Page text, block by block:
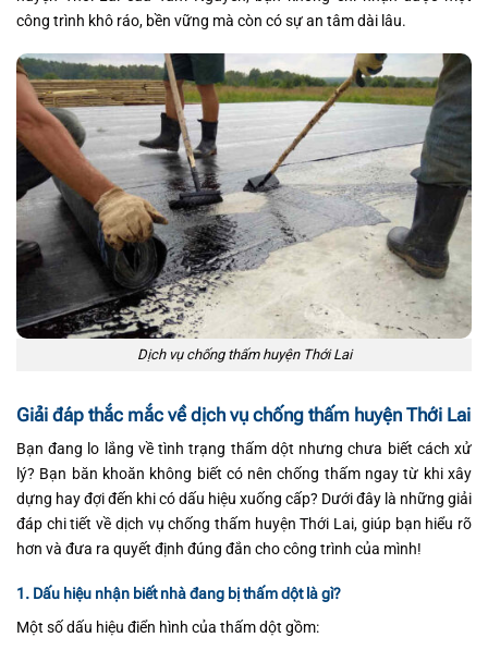
công trình khô ráo, bền vững mà còn có sự an tâm dài lâu.
Dịch vụ chống thấm huyện Thới Lai
Giải đáp thắc mắc về dịch vụ chống thấm huyện Thới Lai
Bạn đang lo lắng về tình trạng thấm dột nhưng chưa biết cách xử
lý? Bạn băn khoăn không biết có nên chống thấm ngay từ khi xây
dựng hay đợi đến khi có dấu hiệu xuống cấp? Dưới đây là những giải
đáp chi tiết về dịch vụ chống thấm huyện Thới Lai, giúp bạn hiểu rõ
hơn và đưa ra quyết định đúng đắn cho công trình của mình!
1. Dấu hiệu nhận biết nhà đang bị thấm dột là gì?
Một số dấu hiệu điển hình của thấm dột gồm: